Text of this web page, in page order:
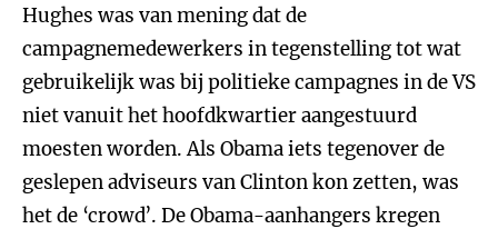
Hughes was van mening dat de
campagnemedewerkers in tegenstelling tot wat
gebruikelijk was bij politieke campagnes in de VS
niet vanuit het hoofdkwartier aangestuurd
moesten worden. Als Obama iets tegenover de
geslepen adviseurs van Clinton kon zetten, was
het de ‘crowd’. De Obama-aanhangers kregen